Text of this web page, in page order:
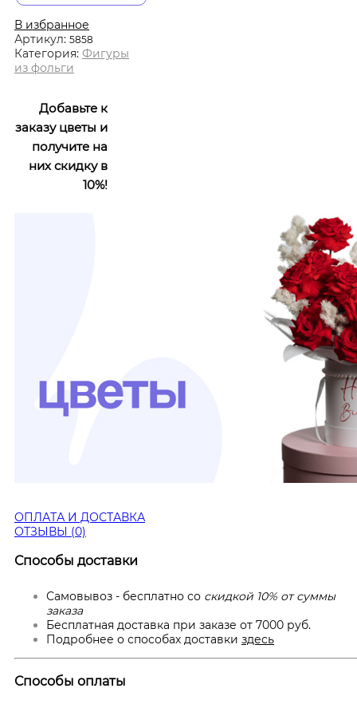
В избранное
Артикул: 5858
Категория: Фигуры
из фольги
Добавьте к
заказу цветы и
получите на
них скидку в
10%!
ОПЛАТА И ДОСТАВКА
ОТЗЫВЫ (0)
Способы доставки
Самовывоз - бесплатно со скидкой 10% от суммы
заказа
Бесплатная доставка при заказе от 7000 руб.
Подробнее о способах доставки здесь
Способы оплаты